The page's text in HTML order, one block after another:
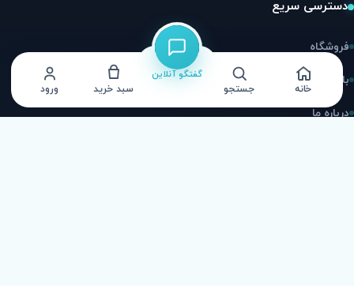
دسترسی سریع
فروشگاه
بلاگ
درباره ما
خانه جستجو سبد خرید ورود
گفتگو آنلاین